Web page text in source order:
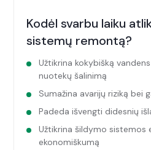
Kodėl svarbu laiku
sistemų remontą?
Užtikrina kokybišką
nuotekų šalinimą
Sumažina avarijų riziką bei
Padeda išvengti didesnių
Užtikrina šildymo sistemos
ekonomiškumą